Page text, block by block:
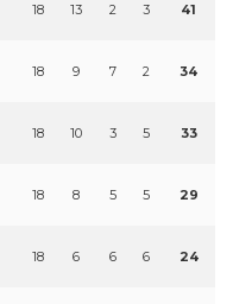
18 13 2 3 41
18 9 7 2 34
18 10 3 5 33
18 8 5 5 29
18 6 6 6 24